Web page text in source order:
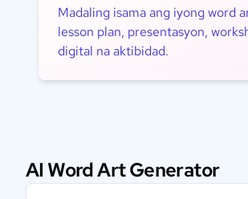
Madaling isama ang iyong word
lesson plan, presentasyon,
digital na aktibidad.
AI Word Art Generator